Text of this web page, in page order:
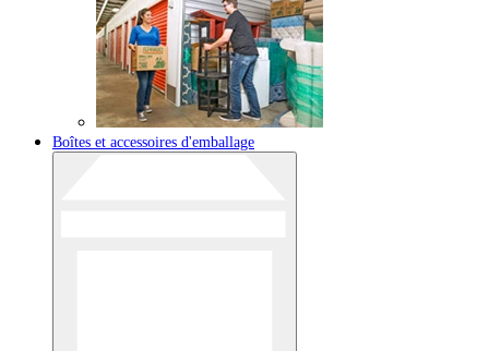
Boîtes et accessoires d'emballage